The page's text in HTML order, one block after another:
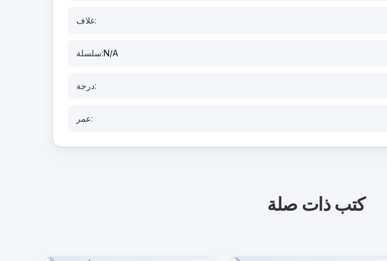
غلاف:
سلسلة:N/A
درجة:
عمر:
كتب ذات صلة